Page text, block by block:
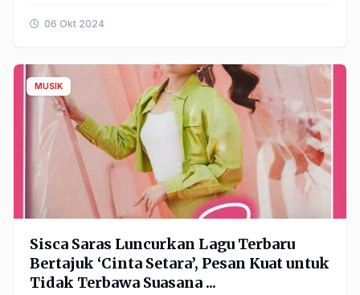
06 Okt 2024
MUSIK
Sisca Saras Luncurkan Lagu Terbaru
Bertajuk ‘Cinta Setara’, Pesan Kuat untuk
Tidak Terbawa Suasana ...